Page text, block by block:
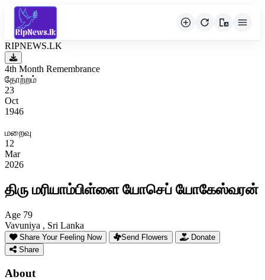
RIPNEWS.LK
4th Month Remembrance
தோற்றம்
23
Oct
1946
மறைவு
12
Mar
2026
திரு மரியாம்பிள்ளை யோசெப் யோகேஸ்வரன்
Age 79
Vavuniya , Sri Lanka
Share Your Feeling Now Send Flowers
Donate
Share
About